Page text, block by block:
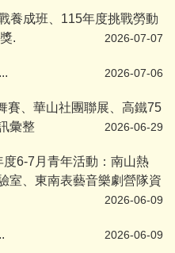
養成班、115年度挑戰勞動
.
2026-07-07
2026-07-06
賽、華山社團聯展、高鐵75
彙整
2026-06-29
度6-7月青年活動：南山熱
室、東南表藝音樂劇營隊資
2026-06-09
2026-06-09